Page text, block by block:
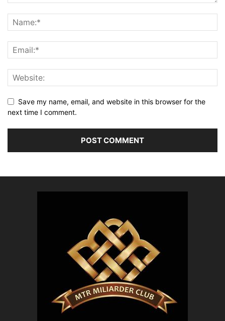
Save my name, email, and website in this browser for the
next time I comment.